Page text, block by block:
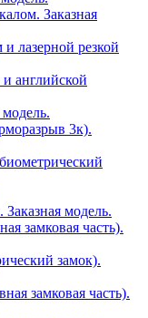
Заказная
лазерной резкой
английской
3к).
модель.
замковая часть).
замок).
замковая часть).